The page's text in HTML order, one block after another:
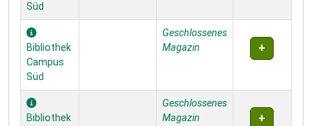
Süd
Bibliothek
Campus
Süd
Geschlossenes
Magazin
Bibliothek
Geschlossenes
Magazin